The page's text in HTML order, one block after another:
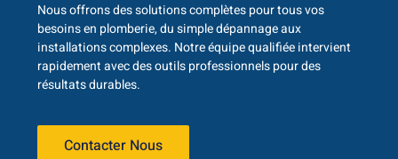
Nous offrons des solutions complètes pour tous vos
besoins en plomberie, du simple dépannage aux
installations complexes. Notre équipe qualifiée intervient
rapidement avec des outils professionnels pour des
résultats durables.
Contacter Nous